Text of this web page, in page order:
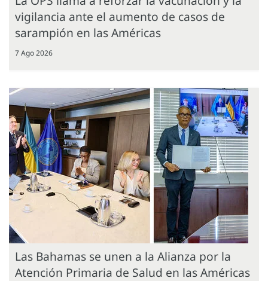
vigilancia ante el aumento de casos de
sarampión en las Américas
7 Ago 2026
Las Bahamas se unen a la Alianza por la
Atención Primaria de Salud en las Américas